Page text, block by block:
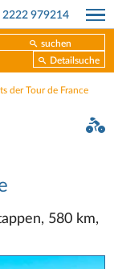
2222 979214
suchen
Detailsuche
der Tour de France
580 km,